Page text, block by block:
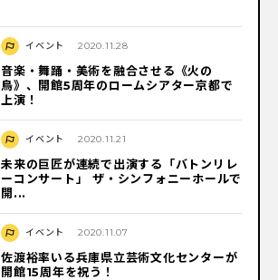
イベント 2020.11.28
音楽・舞踊・美術を融合させる《火の
鳥》、開館5周年のロームシアター京都で
上演！
イベント 2020.11.21
未来の巨匠が連続で出演する「バトンリレ
ーコンサート」 ザ・シンフォニーホールで
開...
イベント 2020.11.07
佐渡裕率いる兵庫県立芸術文化センターが
開館15周年を祝う！